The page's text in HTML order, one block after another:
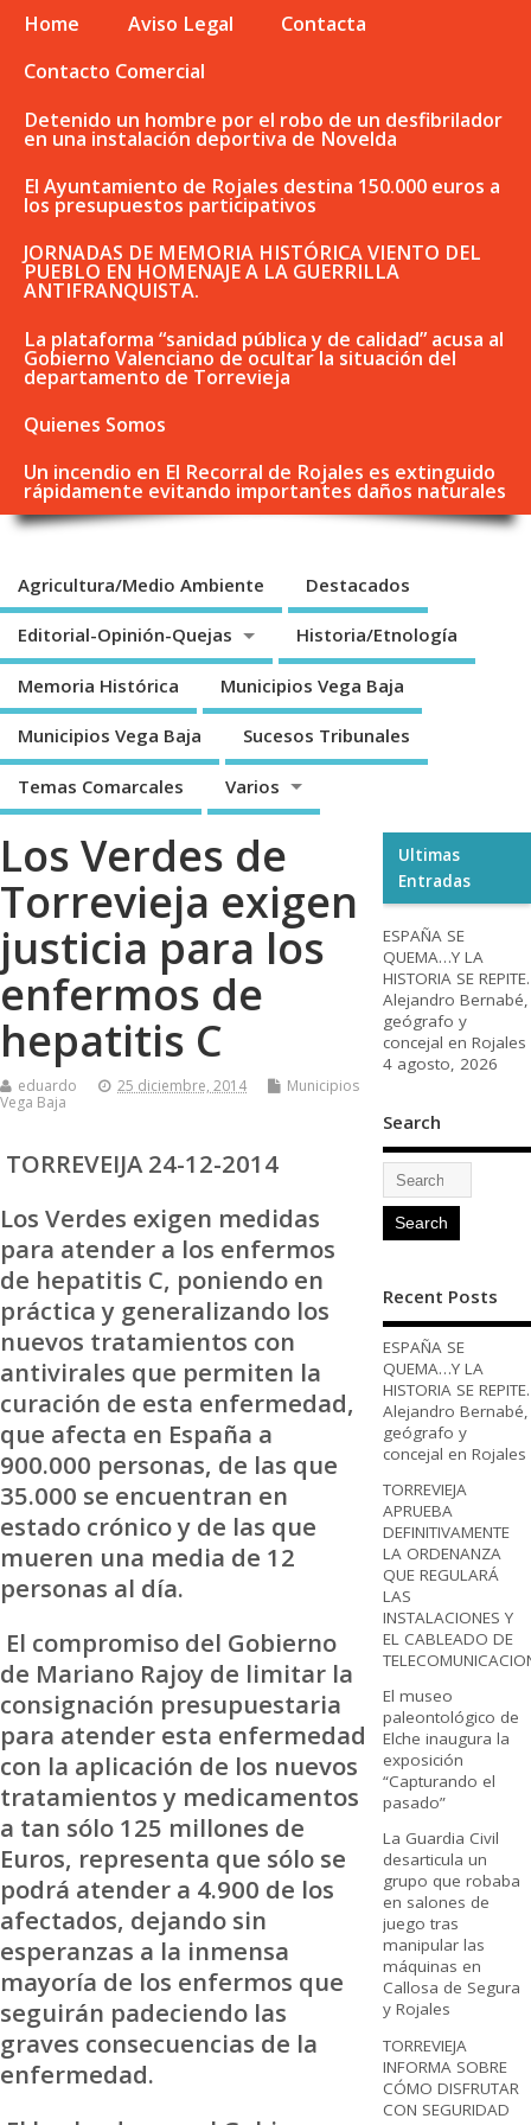
Home Aviso Legal
Contacta
Contacto Comercial
Detenido un hombre por el robo de un desfibrilador
en una instalación deportiva de Novelda
El Ayuntamiento de Rojales destina 150.000 euros a
los presupuestos participativos
JORNADAS DE MEMORIA HISTÓRICA VIENTO DEL
PUEBLO EN HOMENAJE A LA GUERRILLA
ANTIFRANQUISTA.
La plataforma “sanidad pública y de calidad” acusa al
Gobierno Valenciano de ocultar la situación del
departamento de Torrevieja
Quienes Somos
Un incendio en El Recorral de Rojales es extinguido
rápidamente evitando importantes daños naturales
Agricultura/Medio Ambiente Destacados
Editorial-Opinión-Quejas Historia/Etnología
Memoria Histórica Municipios Vega Baja
Municipios Vega Baja Sucesos Tribunales
Temas Comarcales Varios
Los Verdes de
Torrevieja exigen
justicia para los
enfermos de
hepatitis C
eduardo 25 diciembre, 2014
Municipios
Vega Baja
TORREVEIJA 24-12-2014
Los Verdes exigen medidas
para atender a los enfermos
de hepatitis C, poniendo en
práctica y generalizando los
nuevos tratamientos con
antivirales que permiten la
curación de esta enfermedad,
que afecta en España a
900.000 personas, de las que
35.000 se encuentran en
estado crónico y de las que
mueren una media de 12
personas al día.
El compromiso del Gobierno
de Mariano Rajoy de limitar la
consignación presupuestaria
para atender esta enfermedad
con la aplicación de los nuevos
tratamientos y medicamentos
a tan sólo 125 millones de
Euros, representa que sólo se
podrá atender a 4.900 de los
afectados, dejando sin
esperanzas a la inmensa
mayoría de los enfermos que
seguirán padeciendo las
graves consecuencias de la
enfermedad.
Ultimas
Entradas
ESPAÑA SE
QUEMA…Y LA
HISTORIA SE REPITE.
Alejandro Bernabé,
geógrafo y
concejal en Rojales
4 agosto, 2026
Search
Recent Posts
ESPAÑA SE
QUEMA…Y LA
HISTORIA SE REPITE.
Alejandro Bernabé,
geógrafo y
concejal en Rojales
TORREVIEJA
APRUEBA
DEFINITIVAMENTE
LA ORDENANZA
QUE REGULARÁ
LAS
INSTALACIONES Y
EL CABLEADO DE
El museo
paleontológico de
Elche inaugura la
exposición
“Capturando el
pasado”
La Guardia Civil
desarticula un
grupo que robaba
en salones de
juego tras
manipular las
máquinas en
Callosa de Segura
y Rojales
TORREVIEJA
INFORMA SOBRE
CÓMO DISFRUTAR
CON SEGURIDAD